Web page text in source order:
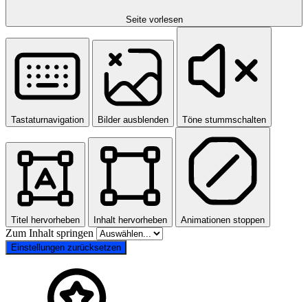
Seite vorlesen
Tastaturnavigation Bilder ausblenden Töne stummschalten
Titel hervorheben Inhalt hervorheben Animationen stoppen
Zum Inhalt springen
Einstellungen zurücksetzen